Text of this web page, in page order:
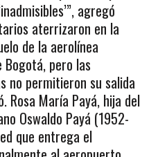
agregó
aterrizaron en la
de la aerolínea
pero las
no permitieron su salida
Rosa María Payá, hija del
Oswaldo Payá (1952-
que entrega el